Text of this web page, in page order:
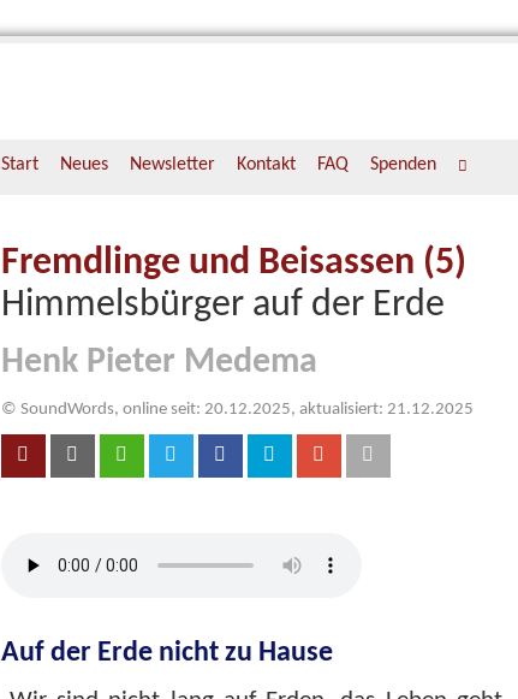
Start Neues Newsletter Kontakt FAQ Spenden
Fremdlinge und Beisassen (5)
Himmelsbürger auf der Erde
Henk Pieter Medema
© SoundWords, online seit: 20.12.2025, aktualisiert: 21.12.2025
Auf der Erde nicht zu Hause